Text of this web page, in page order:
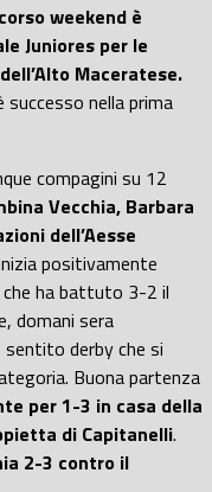
weekend è
Juniores per le
Maceratese.
successo nella prima
compagini su 12
Vecchia, Barbara
dell’Aesse
positivamente
che ha battuto 3-2 il
domani sera
sentito derby che si
Buona partenza
per 1-3 in casa della
di Capitanelli.
2-3 contro il